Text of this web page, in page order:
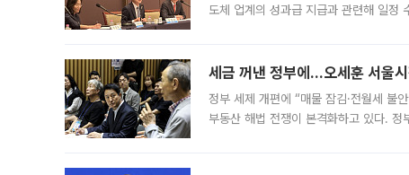
도체 업계의 성과급 지급과 관련해 일정
세금 꺼낸 정부에…오세훈 서울
정부 세제 개편에 “매물 잠김·전월세 불
부동산 해법 전쟁이 본격화하고 있다.